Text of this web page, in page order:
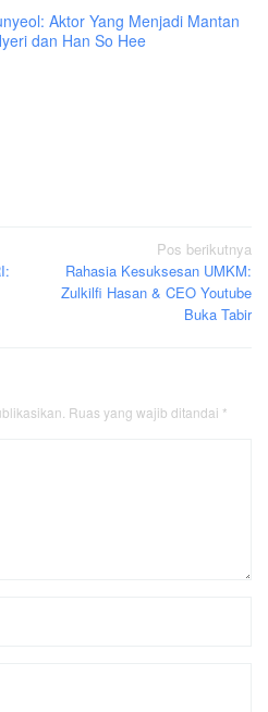
Aktor Yang Menjadi Mantan
dan Han So Hee
Pos berikutnya
Rahasia Kesuksesan UMKM:
Zulkilfi Hasan & CEO Youtube
Buka Tabir
Ruas yang wajib ditandai *